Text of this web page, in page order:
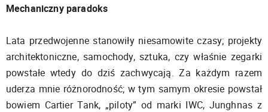
Mechaniczny paradoks
Lata przedwojenne stanowiły niesamowite czasy; projekty
architektoniczne, samochody, sztuka, czy właśnie zegarki
powstałe wtedy do dziś zachwycają. Za każdym razem
uderza mnie różnorodność; w tym samym okresie powstał
bowiem Cartier Tank, „piloty” od marki IWC, Junghnas z